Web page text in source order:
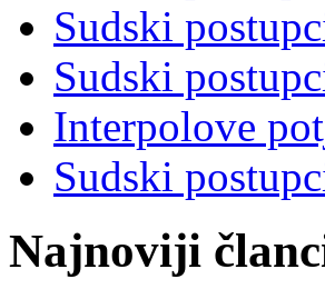
Sudski
Sudski
Interpolove
Sudski
Najnoviji